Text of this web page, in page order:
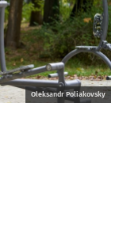
Oleksandr Poliakovsky